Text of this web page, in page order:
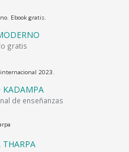
gratis
KADAMPA
de enseñanzas
THARPA